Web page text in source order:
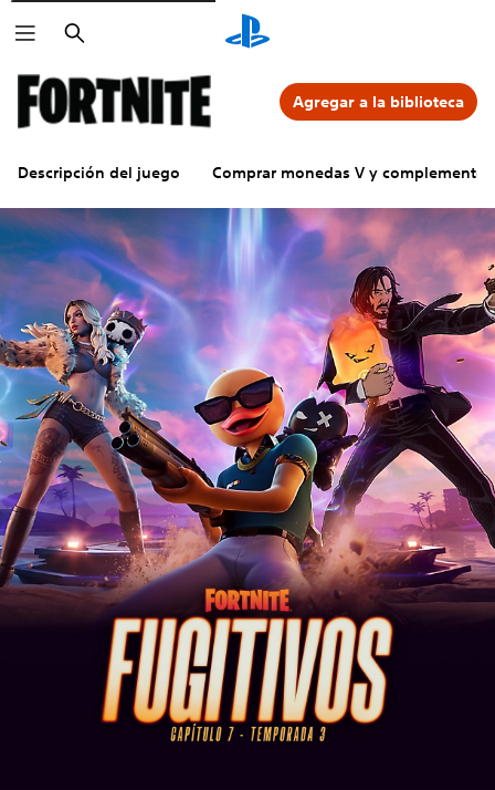
Buscar
Descripción del juego Comprar monedas V y complementos
Agregar a la biblioteca